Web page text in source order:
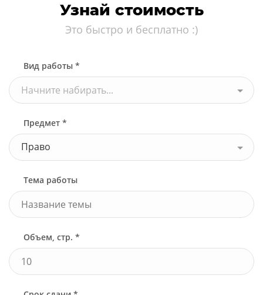
Узнай стоимость
Это быстро и бесплатно :)
Вид работы *
Начните набирать...
Предмет *
Право
Тема работы
Объем, стр. *